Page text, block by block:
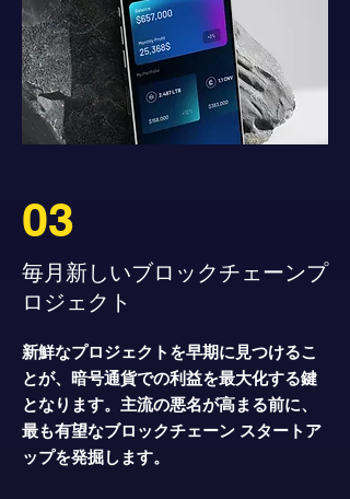
03
毎月新しいブロックチェーンプ
ロジェクト
新鮮なプロジェクトを早期に見つけるこ
とが、暗号通貨での利益を最大化する鍵
となります。主流の悪名が高まる前に、
最も有望なブロックチェーン スタートア
ップを発掘します。